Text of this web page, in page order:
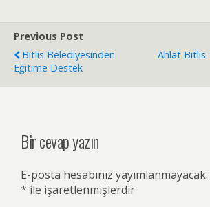
Previous Post
Bitlis Belediyesinden
Eğitime Destek
Ahlat Bitlis
Bir cevap yazın
E-posta hesabınız yayımlanmayacak.
* ile işaretlenmişlerdir